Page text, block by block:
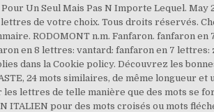
Un Seul Mais Pas N Importe Lequel. May
de votre choix. Tous droits réservés.
RODOMONT n.m. Fanfaron. fanfaron
en 8 lettres: vantard: fanfaron en 7
dans la Cookie policy. Découvrez les
24 mots similaires, de même longueur
lettres de telle manière que des mots se
ITALIEN pour des mots croisés ou mots